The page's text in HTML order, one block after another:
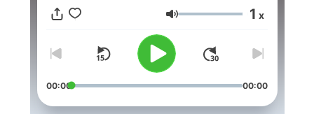
Volumen 1 x
00:00 00:00